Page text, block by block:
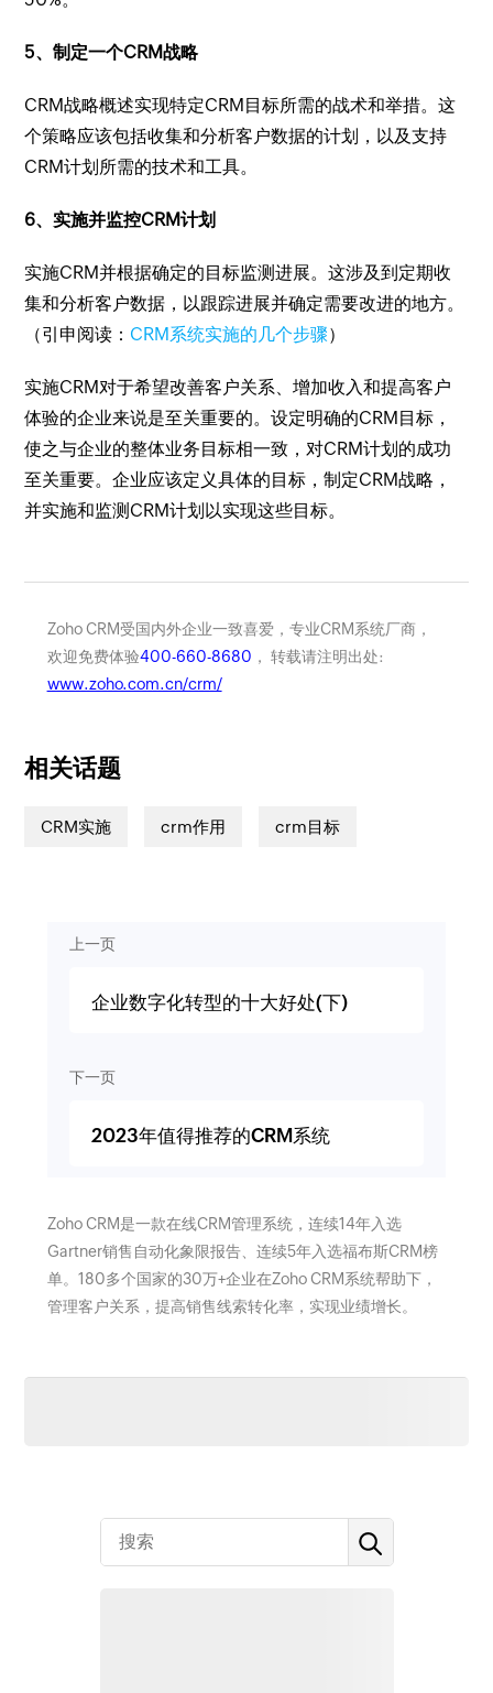
5、制定一个CRM战略
CRM战略概述实现特定CRM目标所需的战术和举措。这
个策略应该包括收集和分析客户数据的计划，以及支持
CRM计划所需的技术和工具。
6、实施并监控CRM计划
实施CRM并根据确定的目标监测进展。这涉及到定期收
集和分析客户数据，以跟踪进展并确定需要改进的地方。
（引申阅读： CRM系统实施的几个步骤）
实施CRM对于希望改善客户关系、增加收入和提高客户
体验的企业来说是至关重要的。设定明确的CRM目标，
使之与企业的整体业务目标相一致，对CRM计划的成功
至关重要。企业应该定义具体的目标，制定CRM战略，
并实施和监测CRM计划以实现这些目标。
Zoho CRM受国内外企业一致喜爱，专业CRM系统厂商，
欢迎免费体验400-660-8680 ， 转载请注明出处:
www.zoho.com.cn/crm/
相关话题
CRM实施 crm作用 crm目标
上一页
企业数字化转型的十大好处(下)
下一页
2023年值得推荐的CRM系统
Zoho CRM是一款在线CRM管理系统，连续14年入选
Gartner销售自动化象限报告、连续5年入选福布斯CRM榜
单。180多个国家的30万+企业在Zoho CRM系统帮助下，
管理客户关系，提高销售线索转化率，实现业绩增长。